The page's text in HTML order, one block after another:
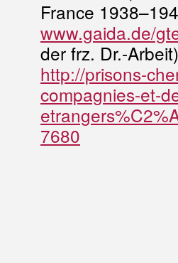
France
www.gaida.de/
der frz. Dr.-Arbeit)
http://prisons-
compagnies-et-
7680